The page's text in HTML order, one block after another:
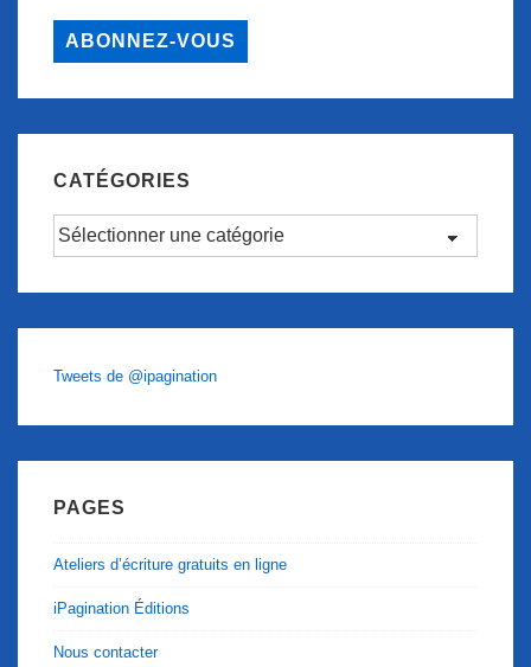
ABONNEZ-VOUS
CATÉGORIES
Catégories
Tweets de @ipagination
PAGES
Ateliers d’écriture gratuits en ligne
iPagination Éditions
Nous contacter